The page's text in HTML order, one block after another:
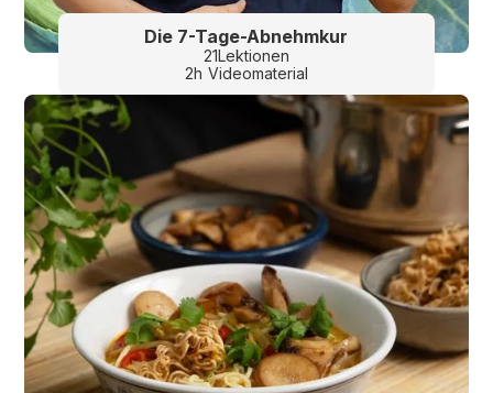
Die 7-Tage-Abnehmkur
21Lektionen
2h Videomaterial